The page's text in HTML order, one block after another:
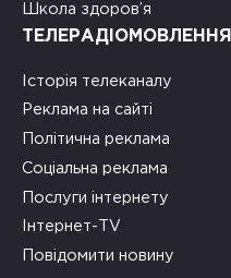
Школа здоров’я
ТЕЛЕРАДІОМОВЛЕННЯ
Історія телеканалу
Реклама на сайті
Політична реклама
Соціальна реклама
Послуги інтернету
Інтернет-TV
Повідомити новину